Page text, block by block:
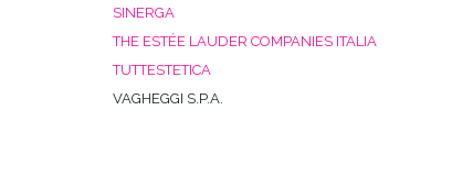
SINERGA
THE ESTÉE LAUDER COMPANIES ITALIA
TUTTESTETICA
VAGHEGGI S.P.A.